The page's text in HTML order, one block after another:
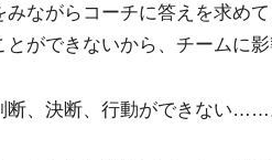
みながらコーチに答えを求め
とができないから、チームに
、決断、行動ができない……